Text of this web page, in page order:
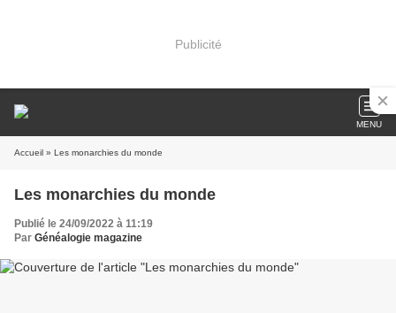
Publicité
MENU
Accueil » Les monarchies du monde
Les monarchies du monde
Publié le 24/09/2022 à 11:19
Par Généalogie magazine